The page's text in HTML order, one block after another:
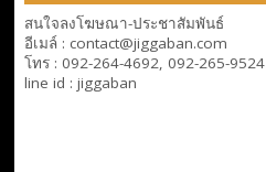
สนใจลงโฆษณา-ประชาสัมพันธ์
อีเมล์ : contact@jiggaban.com
โทร : 092-264-4692, 092-265-9524
line id : jiggaban